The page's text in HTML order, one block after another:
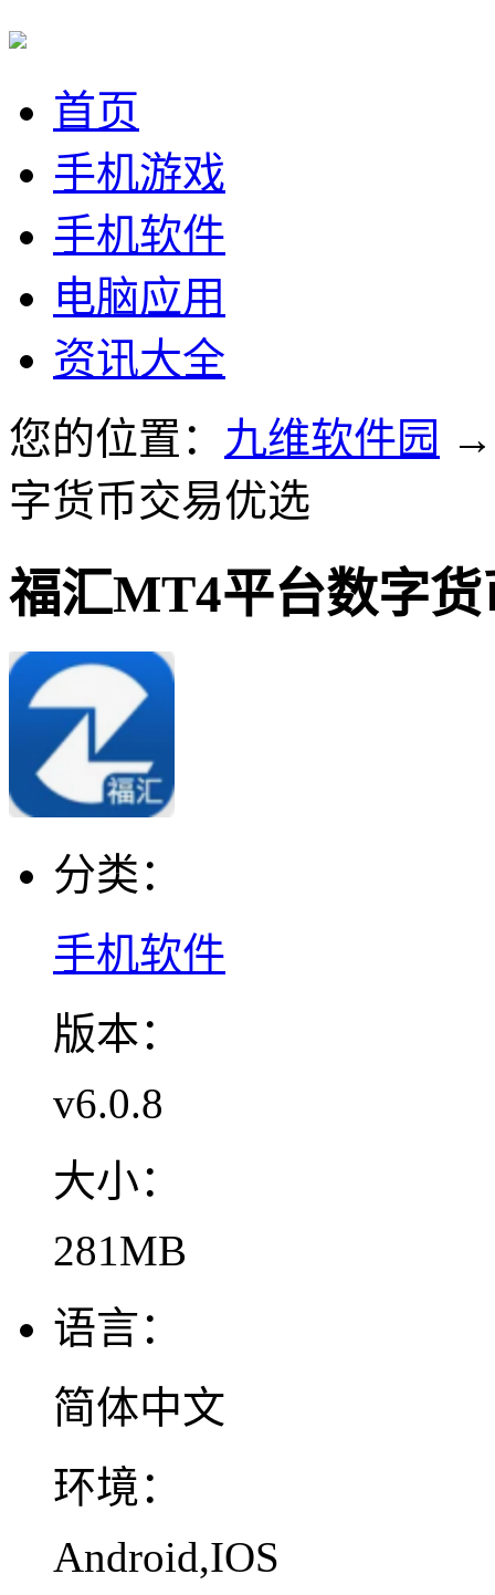
首页
手机游戏
手机软件
电脑应用
资讯大全
您的位置： 九维软件园
字货币交易优选
福汇MT4平台数字
分类：
手机软件
版本：
v6.0.8
大小：
281MB
语言：
简体中文
环境：
Android,IOS